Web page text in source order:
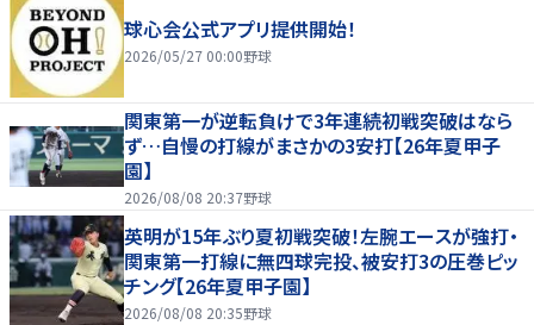
球心会公式アプリ提供開始！
2026/05/27 00:00野球
関東第一が逆転負けで3年連続初戦突破はなら
ず…自慢の打線がまさかの3安打【26年夏甲子
園】
2026/08/08 20:37野球
英明が15年ぶり夏初戦突破！左腕エースが強打・
関東第一打線に無四球完投、被安打3の圧巻ピッ
チング【26年夏甲子園】
2026/08/08 20:35野球